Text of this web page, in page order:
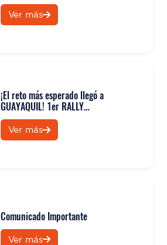
Ver más
¡El reto más esperado llegó a
GUAYAQUIL! 1er RALLY
PREHOSPITALARIO ITB 2025
Ver más
Comunicado Importante
Ver más